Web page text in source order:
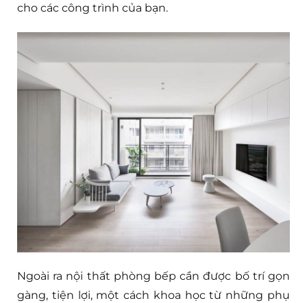
cho các công trình của bạn.
Ngoài ra nội thất phòng bếp cần được bố trí gọn
gàng, tiện lợi, một cách khoa học từ những phụ